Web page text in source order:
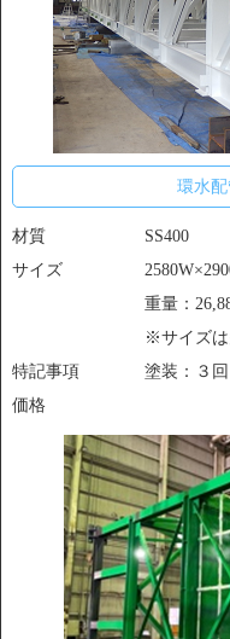
環水
材質
SS400
サイズ
重量：
※サイズ
特記事項
塗装：３回
価格